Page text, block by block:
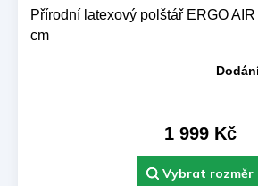
Přírodní latexový polštář ERGO
cm
1 999 Kč